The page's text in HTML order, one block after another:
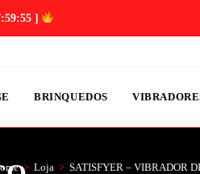
]
BRINQUEDOS
> Loja > SATISFYER – VIBRADOR